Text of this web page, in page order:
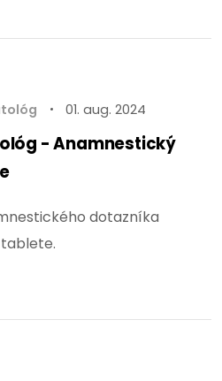
01. aug. 2024
- Anamnestický
dotazníka